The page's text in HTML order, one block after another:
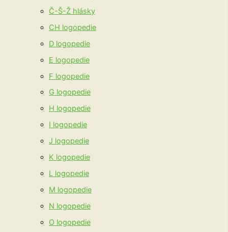
Č-Š-Ž hlásky
CH logopedie
D logopedie
E logopedie
F logopedie
G logopedie
H logopedie
I logopedie
J logopedie
K logopedie
L logopedie
M logopedie
N logopedie
O logopedie